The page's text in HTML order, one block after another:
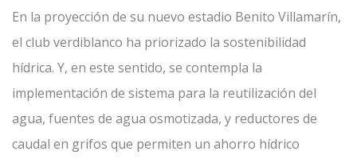
En la proyección de su nuevo estadio Benito Villamarín,
el club verdiblanco ha priorizado la sostenibilidad
hídrica. Y, en este sentido, se contempla la
implementación de sistema para la reutilización del
agua, fuentes de agua osmotizada, y reductores de
caudal en grifos que permiten un ahorro hídrico